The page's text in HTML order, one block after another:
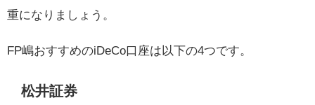
重になりましょう。
FP嶋おすすめのiDeCo口座は以下の4つです。
松井証券